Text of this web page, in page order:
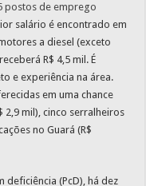
postos de emprego
salário é encontrado em
a diesel (exceto
R$ 4,5 mil. É
e experiência na área.
em uma chance
2,9 mil), cinco serralheiros
no Guará (R$
(PcD), há dez